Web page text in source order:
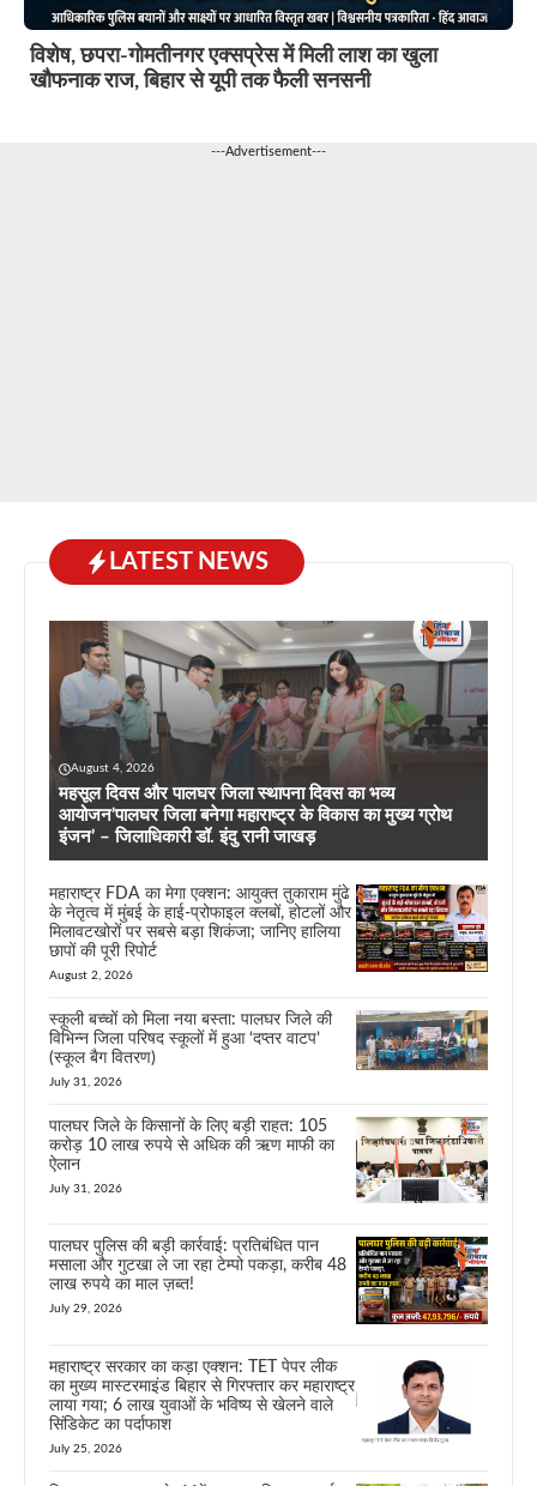
विशेष, छपरा-गोमतीनगर एक्सप्रेस में मिली लाश का खुला
खौफनाक राज, बिहार से यूपी तक फैली सनसनी
---Advertisement---
LATEST NEWS
August 4, 2026
महसूल दिवस और पालघर जिला स्थापना दिवस का भव्य
आयोजन’पालघर जिला बनेगा महाराष्ट्र के विकास का मुख्य ग्रोथ
इंजन’ – जिलाधिकारी डॉ. इंदु रानी जाखड़
महाराष्ट्र FDA का मेगा एक्शन: आयुक्त तुकाराम मुंढे
के नेतृत्व में मुंबई के हाई-प्रोफाइल क्लबों, होटलों और
मिलावटखोरों पर सबसे बड़ा शिकंजा; जानिए हालिया
छापों की पूरी रिपोर्ट
August 2, 2026
स्कूली बच्चों को मिला नया बस्ता: पालघर जिले की
विभिन्न जिला परिषद स्कूलों में हुआ ‘दप्तर वाटप’
(स्कूल बैग वितरण)
July 31, 2026
पालघर जिले के किसानों के लिए बड़ी राहत: 105
करोड़ 10 लाख रुपये से अधिक की ऋण माफी का
ऐलान
July 31, 2026
पालघर पुलिस की बड़ी कार्रवाई: प्रतिबंधित पान
मसाला और गुटखा ले जा रहा टेम्पो पकड़ा, करीब 48
लाख रुपये का माल ज़ब्त!
July 29, 2026
महाराष्ट्र सरकार का कड़ा एक्शन: TET पेपर लीक
का मुख्य मास्टरमाइंड बिहार से गिरफ्तार कर महाराष्ट्र
लाया गया; 6 लाख युवाओं के भविष्य से खेलने वाले
सिंडिकेट का पर्दाफाश
July 25, 2026